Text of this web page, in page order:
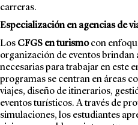
carreras.
Especialización en agencias de
Los CFGS en turismocon
organización de eventos brindan
necesarias para trabajar en este
programas se centran en áreas
viajes, diseño de itinerarios,
eventos turísticos. A través de
simulaciones, los estudiantes